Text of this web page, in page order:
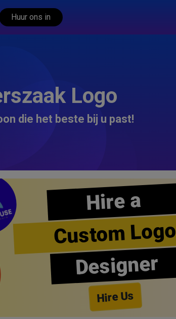
Huur ons in
Logo
die het beste bij u past!
Hire a
Custom Logo
Designer
Hire Us